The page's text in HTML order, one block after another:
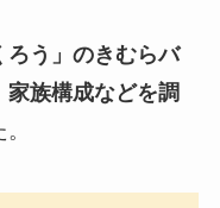
ろう」のきむらバ
族構成などを調